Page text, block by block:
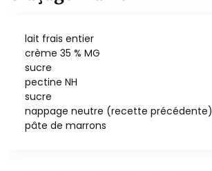
lait frais entier
crème 35 % MG
sucre
pectine NH
sucre
nappage neutre (recette précédente)
pâte de marrons